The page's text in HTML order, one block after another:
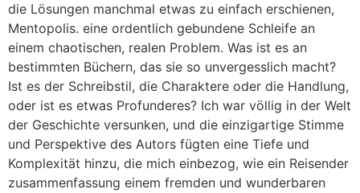
die Lösungen manchmal etwas zu einfach erschienen,
Mentopolis. eine ordentlich gebundene Schleife an
einem chaotischen, realen Problem. Was ist es an
bestimmten Büchern, das sie so unvergesslich macht?
Ist es der Schreibstil, die Charaktere oder die Handlung,
oder ist es etwas Profunderes? Ich war völlig in der Welt
der Geschichte versunken, und die einzigartige Stimme
und Perspektive des Autors fügten eine Tiefe und
Komplexität hinzu, die mich einbezog, wie ein Reisender
zusammenfassung einem fremden und wunderbaren